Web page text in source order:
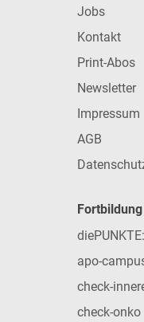
Jobs
Kontakt
Print-Abos
Newsletter
Impressum
AGB
Fortbildung
apo-
check-
check-onko